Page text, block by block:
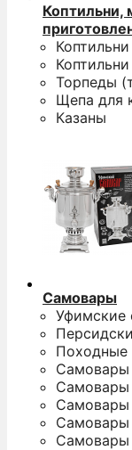
Коптильни,
Торпеды
Щепа для
Казаны
Самовары
Уфимские
Походные
Самовары
Самовары
Самовары
Самовары
Самовары